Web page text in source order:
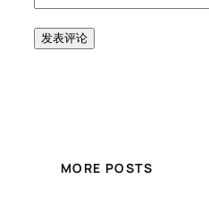
MORE POSTS